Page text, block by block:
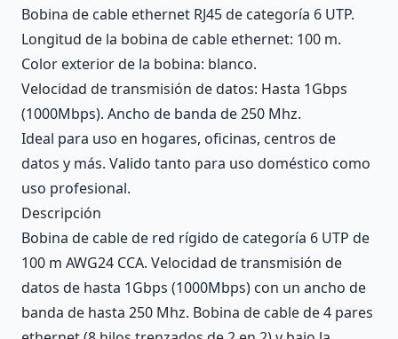
Bobina de cable ethernet RJ45 de categoría 6 UTP.
Longitud de la bobina de cable ethernet: 100 m.
Color exterior de la bobina: blanco.
Velocidad de transmisión de datos: Hasta 1Gbps
(1000Mbps). Ancho de banda de 250 Mhz.
Ideal para uso en hogares, oficinas, centros de
datos y más. Valido tanto para uso doméstico como
uso profesional.
Descripción
Bobina de cable de red rígido de categoría 6 UTP de
100 m AWG24 CCA. Velocidad de transmisión de
datos de hasta 1Gbps (1000Mbps) con un ancho de
banda de hasta 250 Mhz. Bobina de cable de 4 pares